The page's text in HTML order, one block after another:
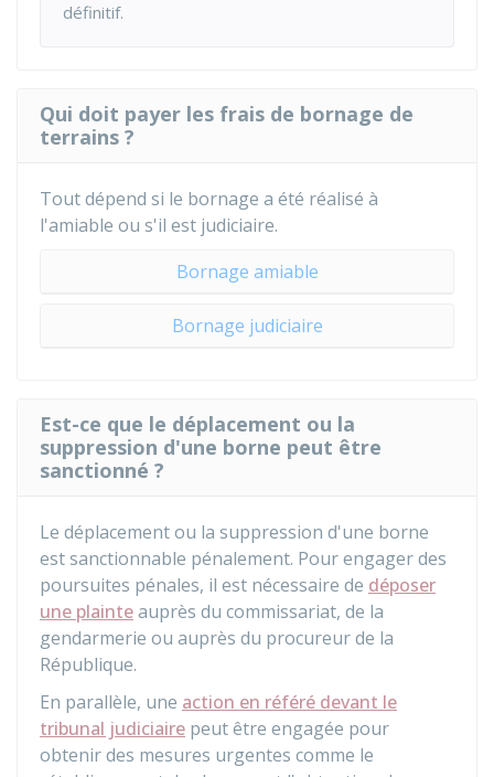
définitif.
Qui doit payer les frais de bornage de
terrains ?
Tout dépend si le bornage a été réalisé à
l'amiable ou s'il est judiciaire.
Bornage amiable
Bornage judiciaire
Est-ce que le déplacement ou la
suppression d'une borne peut être
sanctionné ?
Le déplacement ou la suppression d'une borne
est sanctionnable pénalement. Pour engager des
poursuites pénales, il est nécessaire de déposer
une plainteauprès du commissariat, de la
gendarmerie ou auprès du procureur de la
République.
En parallèle, une action en référé devant le
tribunal judiciaire peut être engagée pour
obtenir des mesures urgentes comme le